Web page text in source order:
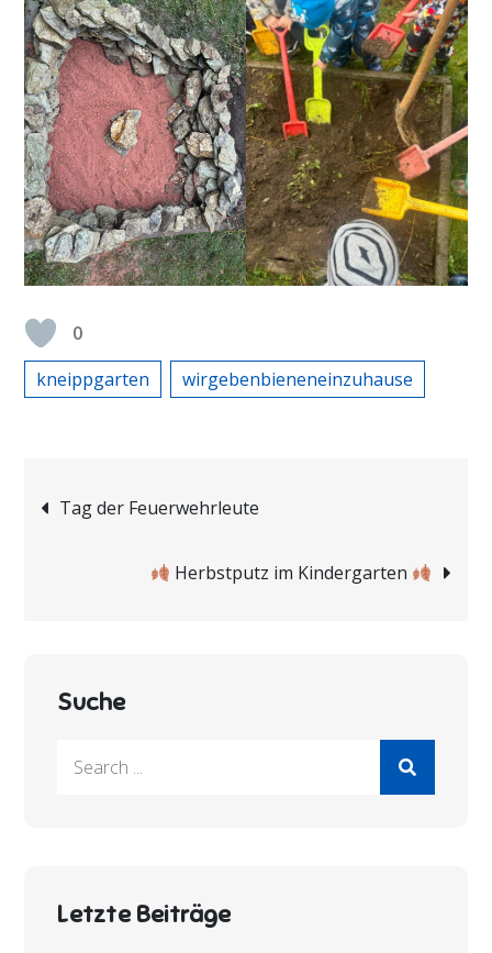
0
kneippgarten
wirgebenbieneneinzuhause
Beitragsnavigation
Tag der Feuerwehrleute
Herbstputz im Kindergarten
Suche
Letzte Beiträge